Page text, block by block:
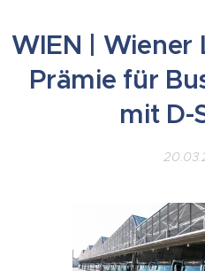
WIEN | Wiener
Prämie für
mit D-